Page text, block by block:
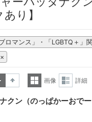
り】
ロマンス」・「LGBTQ＋」
表示
画像
表示
詳細
クン（のっぱかーおで